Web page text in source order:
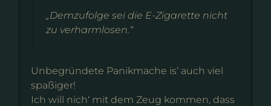
„Demzufolge sei die E-Zigarette nicht
zu verharmlosen.“
Unbegründete Panikmache is‘ auch viel
spaßiger!
Ich will nich‘ mit dem Zeug kommen, dass